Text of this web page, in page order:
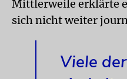
Mittlerweile erklärte
sich nicht weiter
Viele